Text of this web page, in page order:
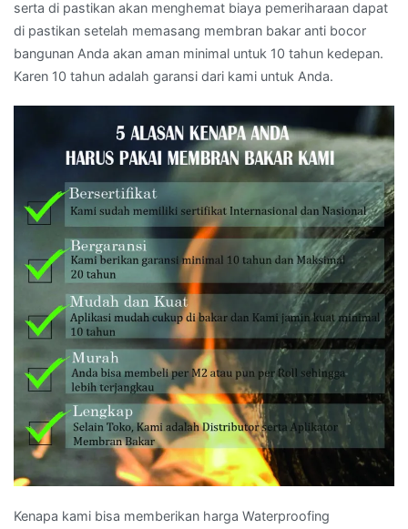
serta di pastikan akan menghemat biaya pemeriharaan dapat
di pastikan setelah memasang membran bakar anti bocor
bangunan Anda akan aman minimal untuk 10 tahun kedepan.
Karen 10 tahun adalah garansi dari kami untuk Anda.
Kenapa kami bisa memberikan harga Waterproofing